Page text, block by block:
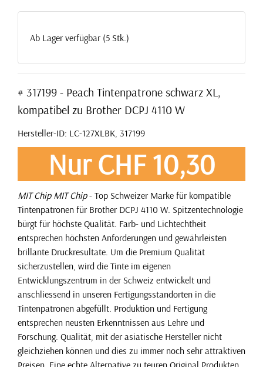
Ab Lager verfügbar (5 Stk.)
# 317199 - Peach Tintenpatrone schwarz XL,
kompatibel zu Brother DCPJ 4110 W
Hersteller-ID: LC-127XLBK, 317199
Nur CHF 10,30
MIT Chip MIT Chip- Top Schweizer Marke für kompatible
Tintenpatronen für Brother DCPJ 4110 W. Spitzentechnologie
bürgt für höchste Qualität. Farb- und Lichtechtheit
entsprechen höchsten Anforderungen und gewährleisten
brillante Druckresultate. Um die Premium Qualität
sicherzustellen, wird die Tinte im eigenen
Entwicklungszentrum in der Schweiz entwickelt und
anschliessend in unseren Fertigungsstandorten in die
Tintenpatronen abgefüllt. Produktion und Fertigung
entsprechen neusten Erkenntnissen aus Lehre und
Forschung. Qualität, mit der asiatische Hersteller nicht
gleichziehen können und dies zu immer noch sehr attraktiven
Preisen. Eine echte Alternative zu teuren Original Produkten